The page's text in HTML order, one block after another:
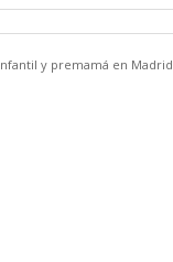
y premamá en Madrid